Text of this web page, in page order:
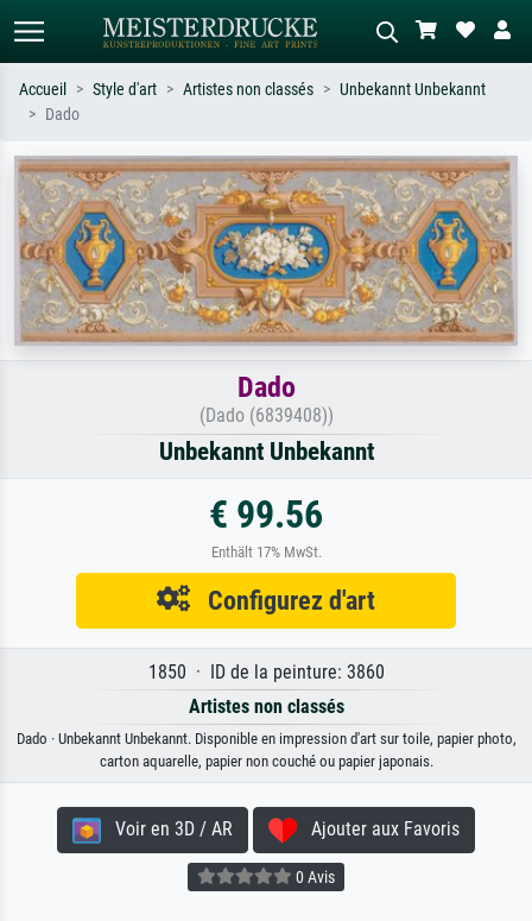
Recherchez par artiste, titre ou style –
ex. Monet, Nuit étoilée,
impressionnisme, vague de Hokusai,
nu.
Décrivez la scène – ex. prairie verte,
abstrait avec beaucoup de rouge,
tableau sombre, nu debout près d'un
arbre.
Accueil Style d'art Artistes non classés
Unbekannt Unbekannt
Dado
Dado
(Dado (6839408))
Unbekannt Unbekannt
€ 99.56
Enthält 17% MwSt.
Configurez d'art
1850 · ID de la peinture: 3860
Artistes non classés
Dado · Unbekannt Unbekannt. Disponible en impression d'art sur toile, papier photo,
carton aquarelle, papier non couché ou papier japonais.
Voir en 3D / AR Ajouter aux Favoris
0 Avis